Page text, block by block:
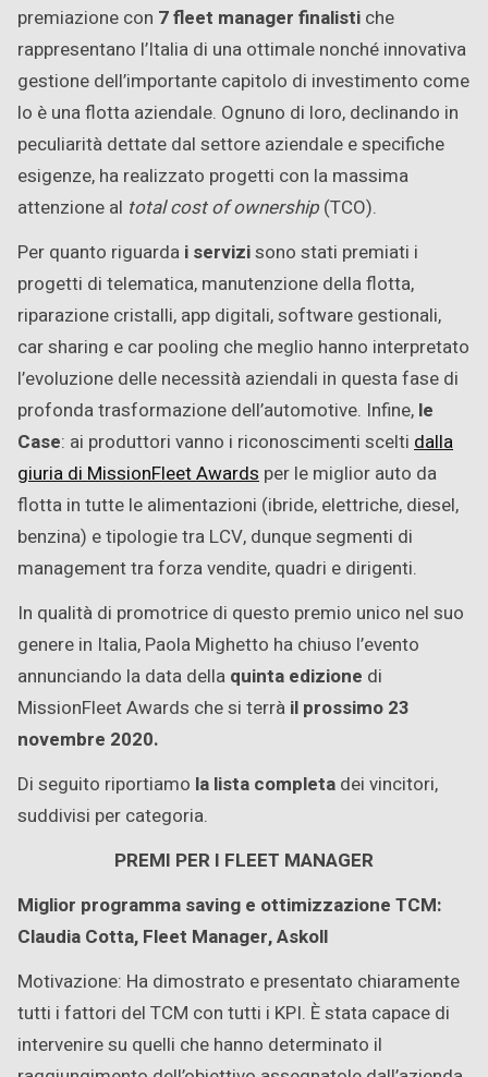
premiazione con 7 fleet manager finalisti che
rappresentano l’Italia di una ottimale nonché innovativa
gestione dell’importante capitolo di investimento come
lo è una flotta aziendale. Ognuno di loro, declinando in
peculiarità dettate dal settore aziendale e specifiche
esigenze, ha realizzato progetti con la massima
attenzione al total cost of ownership (TCO).
Per quanto riguarda i servizisono stati premiati i
progetti di telematica, manutenzione della flotta,
riparazione cristalli, app digitali, software gestionali,
car sharing e car pooling che meglio hanno interpretato
l’evoluzione delle necessità aziendali in questa fase di
profonda trasformazione dell’automotive. Infine, le
Case: ai produttori vanno i riconoscimenti scelti dalla
giuria di MissionFleet Awards per le miglior auto da
flotta in tutte le alimentazioni (ibride, elettriche, diesel,
benzina) e tipologie tra LCV, dunque segmenti di
management tra forza vendite, quadri e dirigenti.
In qualità di promotrice di questo premio unico nel suo
genere in Italia, Paola Mighetto ha chiuso l’evento
annunciando la data della quinta edizione di
MissionFleet Awards che si terrà il prossimo 23
novembre 2020.
Di seguito riportiamo la lista completa dei vincitori,
suddivisi per categoria.
PREMI PER I FLEET MANAGER
Miglior programma saving e ottimizzazione TCM:
Claudia Cotta, Fleet Manager, Askoll
Motivazione: Ha dimostrato e presentato chiaramente
tutti i fattori del TCM con tutti i KPI. È stata capace di
intervenire su quelli che hanno determinato il